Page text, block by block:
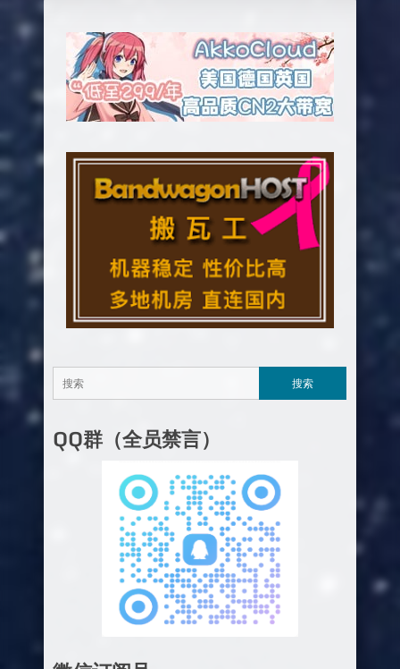
QQ群（全员禁言）